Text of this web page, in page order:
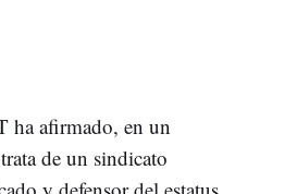
ha afirmado, en un
de un sindicato